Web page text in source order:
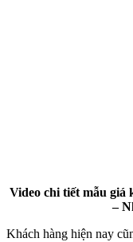
Video chi tiết mẫu giá
–
Khách hàng hiện nay